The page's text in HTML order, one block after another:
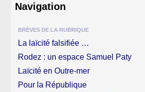
Navigation
BRÈVES DE LA RUBRIQUE
La laïcité falsifiée …
Rodez : un espace Samuel Paty
Laïcité en Outre-mer
Pour la République